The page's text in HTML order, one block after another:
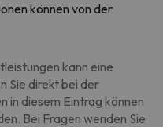
können von der
kann eine
Sie direkt bei der
in diesem Eintrag können
Bei Fragen wenden Sie